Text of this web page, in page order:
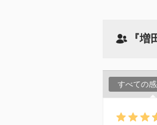
『
すべての